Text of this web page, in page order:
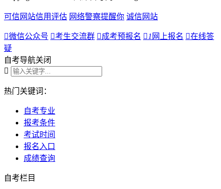
可信网站信用评估 网络警察提醒你 诚信网站
微信公众号 考生交流群 成考预报名  1 网上报名 在线答
疑
自考导航关闭

热门关键词：
自考专业
报考条件
考试时间
报名入口
成绩查询
自考栏目